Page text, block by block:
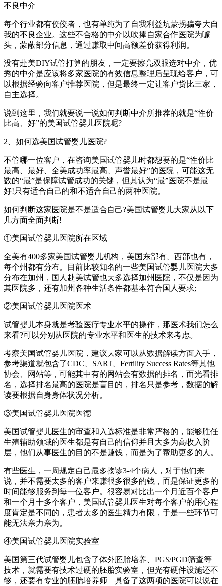
不良中介
每个行业都有佼佼者，也有单纯为了自我利益坑蒙拐骗夸大自
我的不良企业。这些不合格的中介以吹捧自家合作医院为噱
头，蒙蔽部分信息，通过赚取中间高额差价获得利润。
没有赴美DIY试管打算的朋友，一定要擦亮双眼选对中介，优
秀的中介是应该将多家医院的有效信息整理后呈现给客户，可
以根据经验向客户推荐医院，但是最终一定让客户货比三家，
自主选择。
说到这里，我们就要说一说如何判断中介所推荐的就是“性价
比高、好”的美国试管婴儿医院呢?
2、如何选美国试管婴儿医院?
不管哪一位客户，在咨询美国试管婴儿时都想要的是“性价比
最高、最好、全美成功率最高、声誉最好”的医院，可能这无
数的“最”是保障试管成功的关键，但其认为“最”医院不是最
好!只有适合自己的和不适合自己的两种医院。
如何判断这家医院是不是适合自己?美国试管婴儿大家从以下
几方面全面判断!
①美国试管婴儿医院所在区域
全美有400多家美国试管婴儿机构，美国东部有、西部也有，
每个州都有分布。目前比较知名的一些美国试管婴儿医院大多
分布在加州，国人赴美试管也大多选择加州医院，不仅是因为
其医院多，还有加州各种生活条件都基本符合国人要求;
②美国试管婴儿医院医术
试管婴儿本身就是考验医疗专业水平的操作，那医术我们怎么
来看?可以分别从医院的专业水平和医生的技术来考虑。
考察美国试管婴儿医院，建议大家可以从数据解读方面入手，
参考渠道就包含了CDC、SART、Fertility Success Rates等其他
协会、网站等，可能其中有的网站会有数据的排名，而光看排
名，选择排名最高的医院是盲目的，排名只是参考，数据的解
读要根据自身身体状况分析。
③美国试管婴儿医院医德
美国试管婴儿医生的审查和入选标准是非常严格的，能够胜任
生殖辅助领域的医生都是有自己的信仰并且大多为高收入阶
层，他们从事医生的目的不是赚钱，而是为了帮助更多的人。
有些医生，一周规定自己最多接诊3-4个病人，对于他们来
说，并不需要太多的客户来赚很多很多的钱，而是保证更多的
时间能够服务到每一位客户。很容易对比出一个月近百个客户
和一个月十多个客户，美国试管婴儿医生对每个客户的用心程
度肯定是不同的，患者太多的医生精力有限，于是一些环节可
能无法亲力亲为。
④美国试管婴儿医院实验室
美国第三代试管婴儿包含了体外胚胎培养、PGS/PGD筛查等
技术，就需要有技术过硬的胚胎实验室，但光有硬件设施还不
够，还要有专业的胚胎培养师，具备了这两项的医院可以说在